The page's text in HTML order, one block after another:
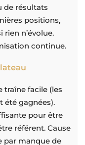
de résultats
positions,
rien n’évolue.
continue.
traîne facile (les
été gagnées).
pour être
référent. Cause
par manque de